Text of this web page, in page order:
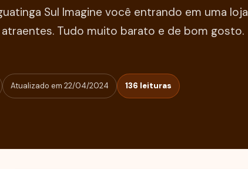
Sul Imagine você entrando em uma loja
Tudo muito barato e de bom gosto.
Atualizado em 22/04/2024 136 leituras